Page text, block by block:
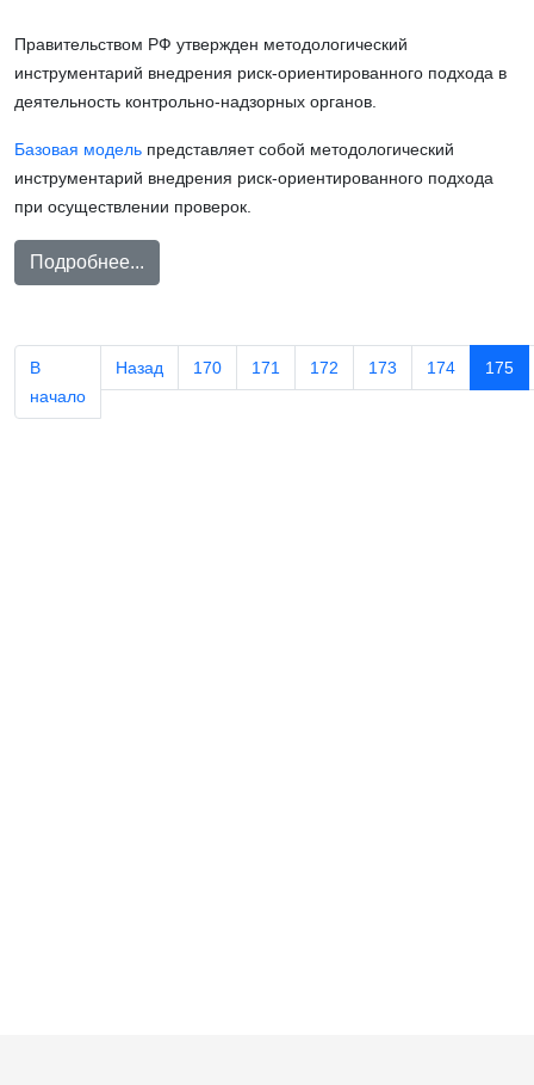
Правительством РФ утвержден методологический
инструментарий внедрения риск-ориентированного подхода в
деятельность контрольно-надзорных органов.
Базовая модель представляет собой методологический
инструментарий внедрения риск-ориентированного подхода
при осуществлении проверок.
Подробнее...
В
начало
Назад 170 171 172 173 174 175